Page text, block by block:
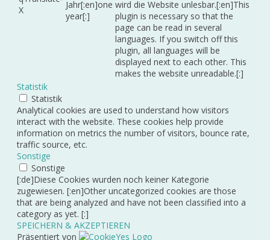
X
Jahr[:en]one
year[:]
wird die Website unlesbar.[:en]This
plugin is necessary so that the
page can be read in several
languages. If you switch off this
plugin, all languages will be
displayed next to each other. This
makes the website unreadable.[:]
Statistik
Statistik
Analytical cookies are used to understand how visitors
interact with the website. These cookies help provide
information on metrics the number of visitors, bounce rate,
traffic source, etc.
Sonstige
Sonstige
[:de]Diese Cookies wurden noch keiner Kategorie
zugewiesen. [:en]Other uncategorized cookies are those
that are being analyzed and have not been classified into a
category as yet. [:]
SPEICHERN & AKZEPTIEREN
Präsentiert von